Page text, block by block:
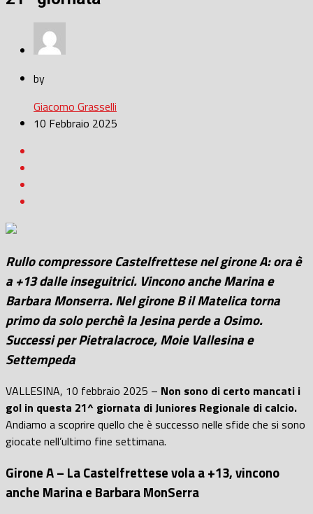
by
Giacomo Grasselli
10 Febbraio 2025
Rullo compressore Castelfrettese nel girone A: ora è
a +13 dalle inseguitrici. Vincono anche Marina e
Barbara Monserra. Nel girone B il Matelica torna
primo da solo perchè la Jesina perde a Osimo.
Successi per Pietralacroce, Moie Vallesina e
Settempeda
VALLESINA, 10 febbraio 2025 – Non sono di certo mancati i
gol in questa 21^ giornata di Juniores Regionale di calcio.
Andiamo a scoprire quello che è successo nelle sfide che si sono
giocate nell’ultimo fine settimana.
Girone A – La Castelfrettese vola a +13, vincono
anche Marina e Barbara MonSerra